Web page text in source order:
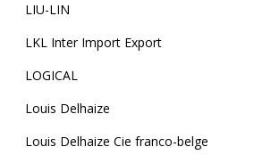
LIU-LIN
LKL Inter Import Export
LOGICAL
Louis Delhaize
Louis Delhaize Cie franco-belge